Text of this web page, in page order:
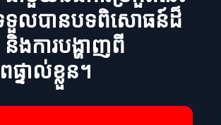
ទទួលបានបទពិសោធន៍ដ៏
និងការបង្ហាញពី
ផ្ទាល់ខ្លួន។